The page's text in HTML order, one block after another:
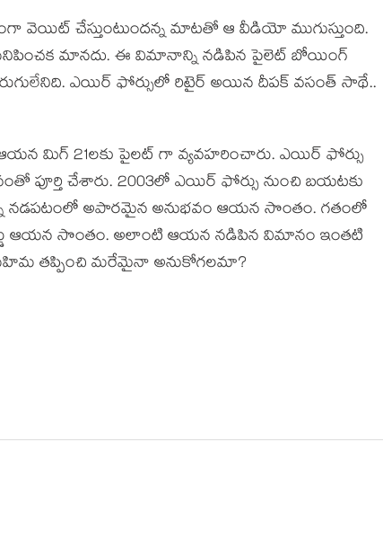
వెయిట్ చేస్తుంటుందన్న మాటతో ఆ వీడియో ముగుస్తుంది.
మానదు. ఈ విమానాన్ని నడిపిన పైలెట్ బోయింగ్
ఎయిర్ ఫోర్సులో రిటైర్ అయిన దీపక్ వసంత్ సాథే..
మిగ్ 21లకు పైలట్ గా వ్యవహరించారు. ఎయిర్ ఫోర్సు
పూర్తి చేశారు. 2003లో ఎయిర్ ఫోర్సు నుంచి బయటకు
నడపటంలో అపారమైన అనుభవం ఆయన సొంతం. గతంలో
ఆయన సొంతం. అలాంటి ఆయన నడిపిన విమానం ఇంతటి
తప్పించి మరేమైనా అనుకోగలమా?